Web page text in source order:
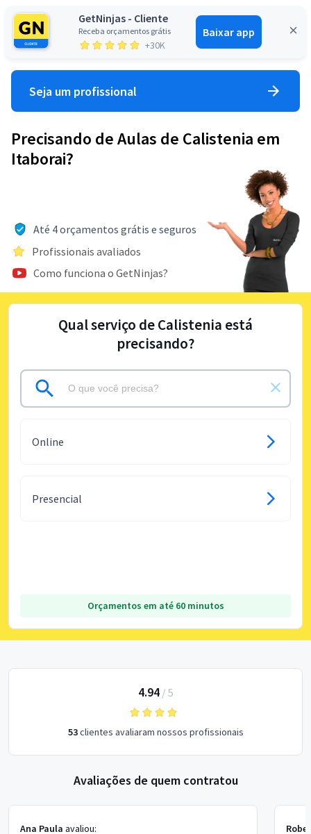
GetNinjas - Cliente
Receba orçamentos grátis
+30K
Baixar app
Entrar
Seja um profissional
Precisando de Aulas de Calistenia em
Itaborai?
Até 4 orçamentos grátis e seguros
Profissionais avaliados
Como funciona o GetNinjas?
Qual serviço de Calistenia está
precisando?
Online
Presencial
Orçamentos em até 60 minutos
4.94/ 5
53clientes avaliaram nossos profissionais
Avaliações de quem contratou
Ana Paula avaliou: